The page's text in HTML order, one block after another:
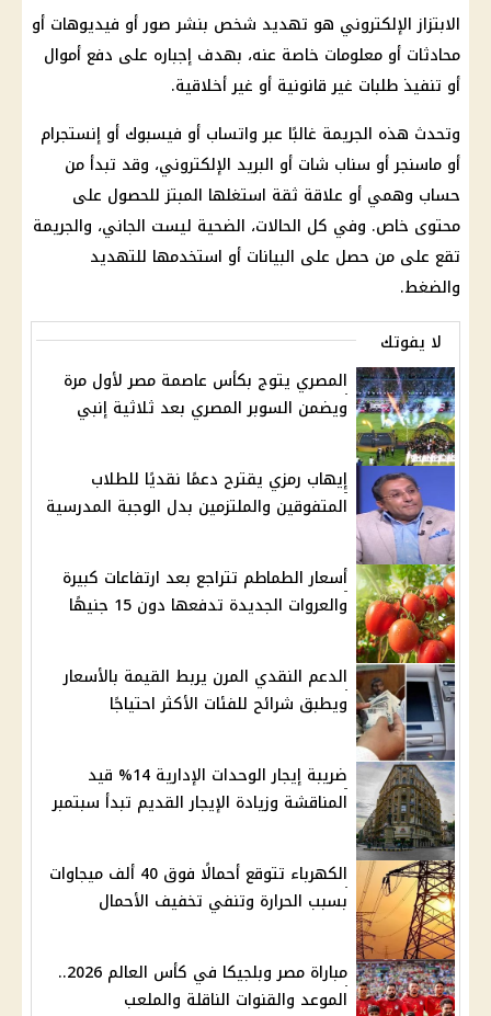
الابتزاز الإلكتروني هو تهديد شخص بنشر صور أو فيديوهات أو
محادثات أو معلومات خاصة عنه، بهدف إجباره على دفع أموال
أو تنفيذ طلبات غير قانونية أو غير أخلاقية.
وتحدث هذه الجريمة غالبًا عبر واتساب أو فيسبوك أو إنستجرام
أو ماسنجر أو سناب شات أو البريد الإلكتروني، وقد تبدأ من
حساب وهمي أو علاقة ثقة استغلها المبتز للحصول على
محتوى خاص. وفي كل الحالات، الضحية ليست الجاني، والجريمة
تقع على من حصل على البيانات أو استخدمها للتهديد
والضغط.
لا يفوتك
المصري يتوج بكأس عاصمة مصر لأول مرة
ويضمن السوبر المصري بعد ثلاثية إنبي
إيهاب رمزي يقترح دعمًا نقديًا للطلاب
المتفوقين والملتزمين بدل الوجبة المدرسية
أسعار الطماطم تتراجع بعد ارتفاعات كبيرة
والعروات الجديدة تدفعها دون 15 جنيهًا
الدعم النقدي المرن يربط القيمة بالأسعار
ويطبق شرائح للفئات الأكثر احتياجًا
ضريبة إيجار الوحدات الإدارية 14% قيد
المناقشة وزيادة الإيجار القديم تبدأ سبتمبر
الكهرباء تتوقع أحمالًا فوق 40 ألف ميجاوات
بسبب الحرارة وتنفي تخفيف الأحمال
مباراة مصر وبلجيكا في كأس العالم 2026..
الموعد والقنوات الناقلة والملعب